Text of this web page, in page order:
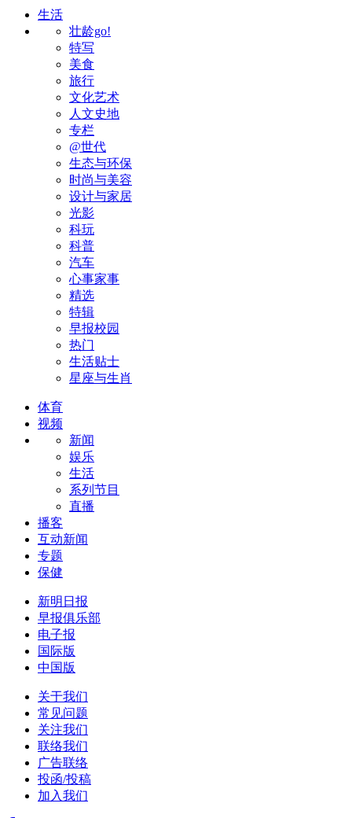
生活
壮龄go!
特写
美食
旅行
文化艺术
人文史地
专栏
@世代
生态与环保
时尚与美容
设计与家居
光影
科玩
科普
汽车
心事家事
精选
特辑
早报校园
热门
生活贴士
星座与生肖
体育
视频
新闻
娱乐
生活
系列节目
直播
播客
互动新闻
专题
保健
新明日报
早报俱乐部
电子报
国际版
中国版
关于我们
常见问题
关注我们
联络我们
广告联络
投函/投稿
加入我们